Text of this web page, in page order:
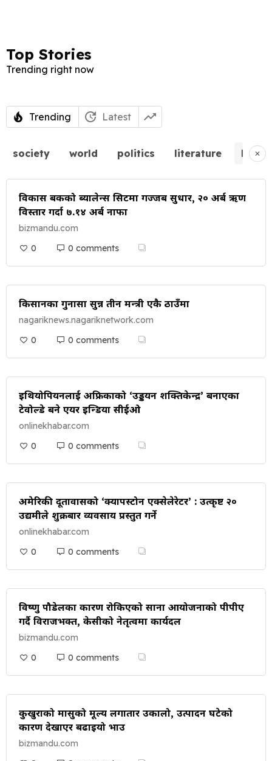
Top Stories
Trending right now
Trending Latest
society world politics literature
विकास बैंकको ब्यालेन्स सिटमा गज्जब सुधार, २० अर्ब ऋण
विस्तार गर्दा ७.१४ अर्ब नाफा
bizmandu.com
0
0 comments
किसानका गुनासा सुन्न तीन मन्त्री एकै ठाउँमा
nagariknews.nagariknetwork.com
0
0 comments
इथियोपियनलाई अफ्रिकाको ‘उड्डयन शक्तिकेन्द्र’ बनाएका
टेवोल्डे बने एयर इन्डिया सीईओ
onlinekhabar.com
0
0 comments
अमेरिकी दूतावासको ‘क्यापस्टोन एक्सेलेरेटर’ : उत्कृष्ट २०
उद्यमीले शुक्रबार व्यवसाय प्रस्तुत गर्ने
onlinekhabar.com
0
0 comments
विष्णु पौडेलका कारण रोकिएको साना आयोजनाको पीपीए
गर्दै विराजभक्त, केसीको नेतृत्वमा कार्यदल
bizmandu.com
0
0 comments
कुखुराको मासुको मूल्य लगातार उकालो, उत्पादन घटेको
कारण देखाएर बढाइयो भाउ
bizmandu.com